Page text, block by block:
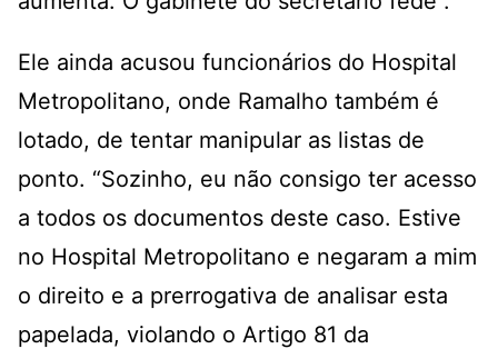
Ele ainda acusou funcionários do Hospital
Metropolitano, onde Ramalho também é
lotado, de tentar manipular as listas de
ponto. “Sozinho, eu não consigo ter acesso
a todos os documentos deste caso. Estive
no Hospital Metropolitano e negaram a mim
o direito e a prerrogativa de analisar esta
papelada, violando o Artigo 81 da